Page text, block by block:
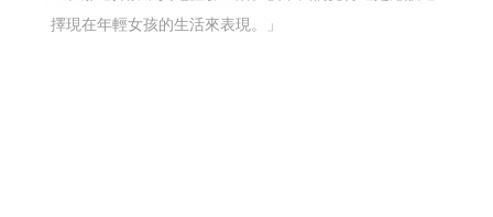
擇現在年輕女孩的生活來表現。」